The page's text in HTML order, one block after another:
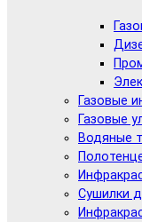
Газовые
Газовые
Водяные
Сушилки